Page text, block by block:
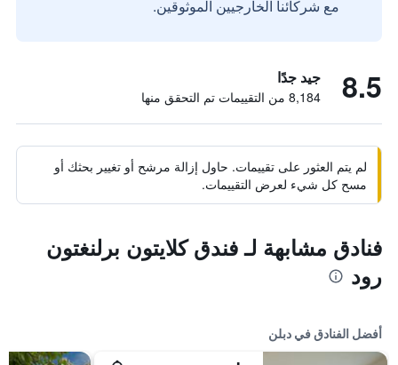
مع شركائنا الخارجيين الموثوقين.
8.5 جيد جدًا
8,184 من التقييمات تم التحقق منها
لم يتم العثور على تقييمات. حاول إزالة مرشح أو تغيير بحثك أو
مسح كل شيء لعرض التقييمات.
فنادق مشابهة لـ فندق كلايتون برلنغتون
رود
أفضل الفنادق في دبلن